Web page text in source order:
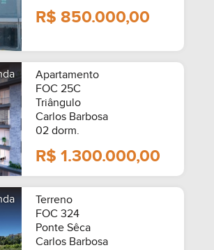
R$ 850.000,00
Apartamento
FOC 25C
Triângulo
Carlos Barbosa
02 dorm.
R$ 1.300.000,00
Terreno
FOC 324
Ponte Sêca
Carlos Barbosa